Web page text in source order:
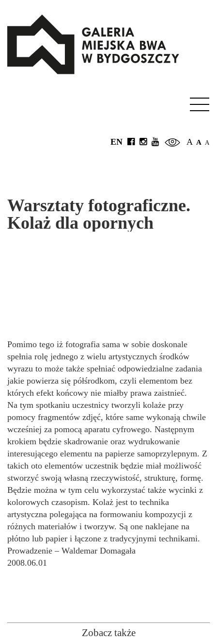
A A A
EN
Warsztaty fotograficzne.
Kolaż dla opornych
Pomimo tego iż fotografia sama w sobie doskonale
spełnia rolę jednego z wielu artystycznych środków
wyrazu to może także spełniać odpowiedzialne zadania
jakie powierza się półśrodkom, czyli elementom bez
których efekt końcowy nie miałby prawa zaistnieć.
Na tym spotkaniu uczestnicy tworzyli kolaże przy
pomocy fragmentów zdjęć, które same wykonają chwile
wcześniej za pomocą aparatu cyfrowego. Następnym
krokiem będzie skadrowanie oraz wydrukowanie
interesującego elementu na papierze samoprzylepnym. Z
takich oto elementów uczestnik będzie miał możliwość
stworzyć swoją własną rzeczywistość, strukturę, formę.
Będzie można w tym celu wykorzystać także wycinki z
kolorowych czasopism. Kolaż jest to technika
artystyczna polegająca na formowaniu kompozycji z
różnych materiałów i tworzyw. Są one naklejane na
płótno lub papier i łączone z tradycyjnymi technikami.
Prowadzenie – Waldemar Domagała
2008.06.01
Zobacz także